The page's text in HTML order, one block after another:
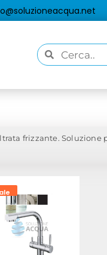
frizzante. Soluzione